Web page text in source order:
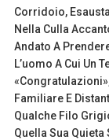
Corridoio,
Nella Culla
Andato A
L’uomo A Cui Un
Familiare E
Qualche Filo
Quella Sua Quieta